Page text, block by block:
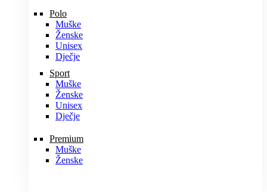
Polo
Muške
Ženske
Unisex
Dječje
Sport
Muške
Ženske
Unisex
Dječje
Premium
Muške
Ženske